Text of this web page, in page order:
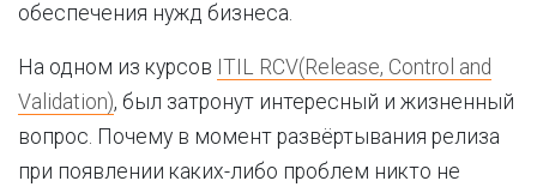
обеспечения нужд бизнеса.
На одном из курсов ITIL RCV(Release, Control and
Validation), был затронут интересный и жизненный
вопрос. Почему в момент развёртывания релиза
при появлении каких-либо проблем никто не